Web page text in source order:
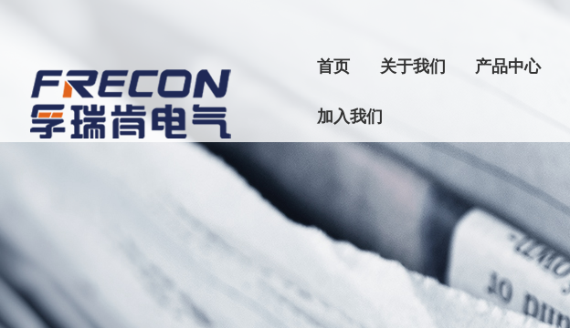
首页 关于我们 产品中心
加入我们